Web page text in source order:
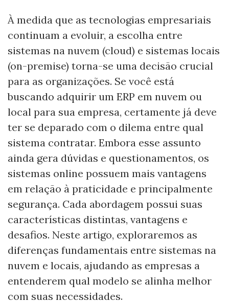
À medida que as tecnologias empresariais
continuam a evoluir, a escolha entre
sistemas na nuvem (cloud) e sistemas locais
(on-premise) torna-se uma decisão crucial
para as organizações. Se você está
buscando adquirir um ERP em nuvem ou
local para sua empresa, certamente já deve
ter se deparado com o dilema entre qual
sistema contratar. Embora esse assunto
ainda gera dúvidas e questionamentos, os
sistemas online possuem mais vantagens
em relação à praticidade e principalmente
segurança. Cada abordagem possui suas
características distintas, vantagens e
desafios. Neste artigo, exploraremos as
diferenças fundamentais entre sistemas na
nuvem e locais, ajudando as empresas a
entenderem qual modelo se alinha melhor
com suas necessidades.